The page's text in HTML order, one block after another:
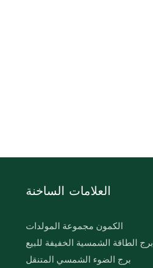
العلامات الساخنة
الكمون مجموعة المولدات
برج الطاقة الشمسية الخفيفة للبيع
برج الضوء الشمسي المتنقل